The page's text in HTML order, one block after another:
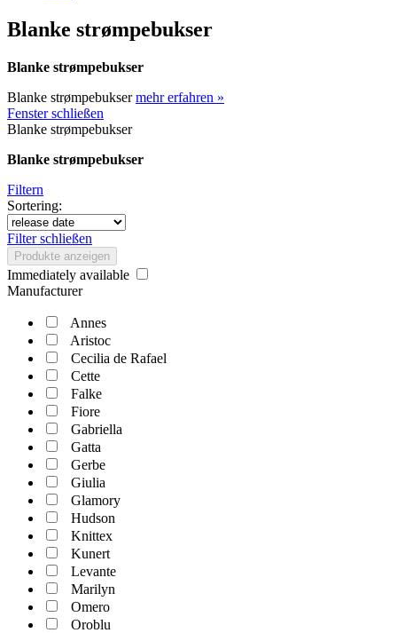
Blanke strømpebukser
Blanke strømpebukser
Blanke strømpebuksermehr erfahren »
Fenster schließen
Blanke strømpebukser
Blanke strømpebukser
Filtern
Sortering:
Filter schließen
Produkte anzeigen
Immediately available
Manufacturer
Annes
Aristoc
Cecilia de Rafael
Cette
Falke
Fiore
Gabriella
Gatta
Gerbe
Giulia
Glamory
Hudson
Knittex
Kunert
Levante
Marilyn
Omero
Oroblu